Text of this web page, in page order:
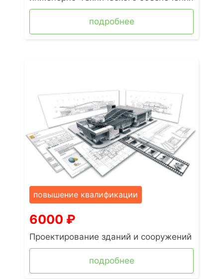
подробнее
повышение квалификации
6000 ₽
Проектирование зданий и сооружений
подробнее